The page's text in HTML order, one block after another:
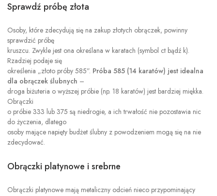
Sprawdź próbę złota
Osoby, które zdecydują się na zakup złotych obrączek, powinny
sprawdzić próbę
kruszcu. Zwykle jest ona określana w karatach (symbol ct bądź k).
Rzadziej podaje się
określenia „złoto próby 585”. Próba 585 (14 karatów) jest idealna
dla obrączek ślubnych –
droga biżuteria o wyższej próbie (np. 18 karatów) jest bardziej miękka.
Obrączki
o próbie 333 lub 375 są niedrogie, a ich trwałość nie pozostawia nic
do życzenia, dlatego
osoby mające napięty budżet ślubny z powodzeniem mogą się na nie
zdecydować.
Obrączki platynowe i srebrne
Obrączki platynowe mają metaliczny odcień nieco przypominający